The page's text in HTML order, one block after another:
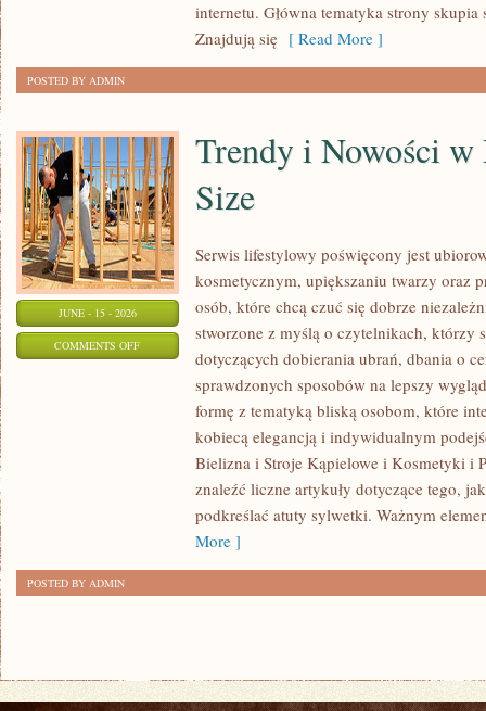
internetu. Główna tematyka strony
Znajdują się [ Read More ]
POSTED BY ADMIN
JUNE - 15 - 2026
COMMENTS OFFON
Trendy i Nowości w
Size
Serwis lifestylowy poświęcony jest
kosmetycznym, upiększaniu twarzy oraz
osób, które chcą czuć się dobrze
stworzone z myślą o czytelnikach, którzy
dotyczących dobierania ubrań, dbania o
sprawdzonych sposobów na lepszy
formę z tematyką bliską osobom, które
kobiecą elegancją i indywidualnym
Bielizna i Stroje Kąpielowe i Kosmetyki i
znaleźć liczne artykuły dotyczące tego,
podkreślać atuty sylwetki. Ważnym
More ]
POSTED BY ADMIN